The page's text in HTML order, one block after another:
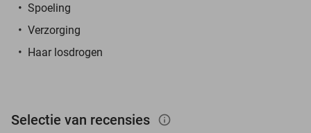
Spoeling
Verzorging
Haar losdrogen
Selectie van recensies info_outlined